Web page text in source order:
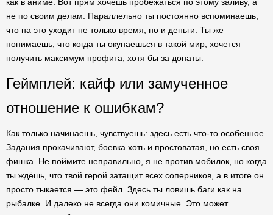
не по своим делам. Параллельно ты постоянно вспоминаешь,
что на это уходит не только время, но и деньги. Ты же
понимаешь, что когда ты окунаешься в такой мир, хочется
получить максимум профита, хотя бы за донаты.
Геймплей: кайф или замученное
отношение к ошибкам?
Как только начинаешь, чувствуешь: здесь есть что-то особенное.
Задания прокачивают, боевка хоть и простоватая, но есть своя
фишка. Не поймите неправильно, я не против мобилок, но когда
ты ждёшь, что твой герой затащит всех соперников, а в итоге он
просто тыкается — это фейл. Здесь ты ловишь баги как на
рыбалке. И далеко не всегда они комичные. Это может